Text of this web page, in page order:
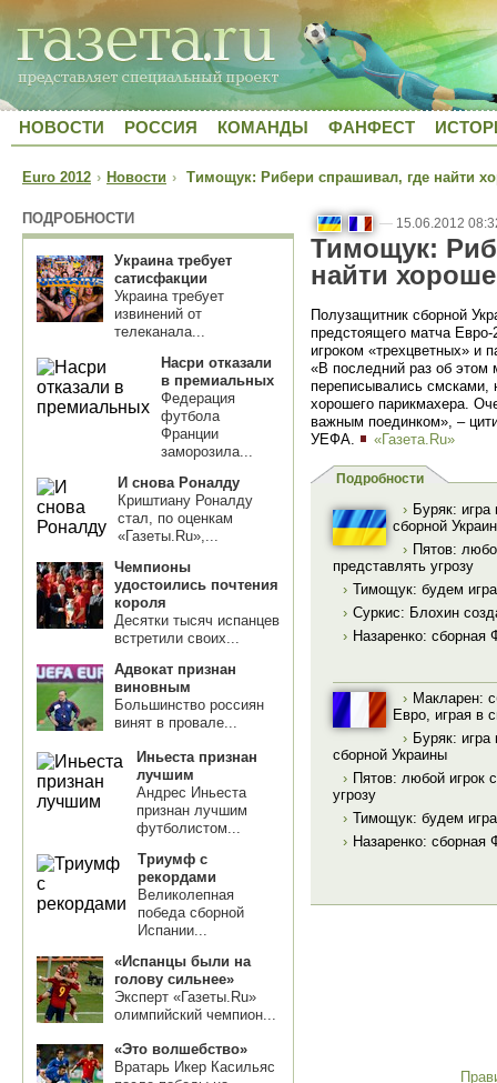
НОВОСТИ РОССИЯ КОМАНДЫ ФАНФЕСТ
Euro 2012 › Новости › Тимощук: Рибери спрашивал, где найти
ПОДРОБНОСТИ
Украина требует
сатисфакции
Украина требует
извинений от
телеканала...
Насри отказали
в премиальных
Федерация
футбола
Франции
заморозила...
И снова Роналду
Криштиану Роналду
стал, по оценкам
«Газеты.Ru»,...
Чемпионы
удостоились почтения
короля
Десятки тысяч испанцев
встретили своих...
Адвокат признан
виновным
Большинство россиян
винят в провале...
Иньеста признан
лучшим
Андрес Иньеста
признан лучшим
футболистом...
Триумф с
рекордами
Великолепная
победа сборной
Испании...
«Испанцы были на
голову сильнее»
Эксперт «Газеты.Ru»
олимпийский чемпион...
«Это волшебство»
Вратарь Икер Касильяс
— 15.06.2012
Тимощук:
найти
Полузащитник сборной
предстоящего матча
игроком «трехцветных» и
«В последний раз об
переписывались смсками,
хорошего парикмахера.
важным поединком», –
УЕФА.
«Газета.Ru»
Подробности
› Буряк:
сборной
› Пятов:
представлять угрозу
› Тимощук: будем
› Суркис: Блохин
› Назаренко: сборная
› Макларен:
Евро, играя в
› Буряк:
сборной Украины
› Пятов: любой игрок
угрозу
› Тимощук: будем
› Назаренко: сборная